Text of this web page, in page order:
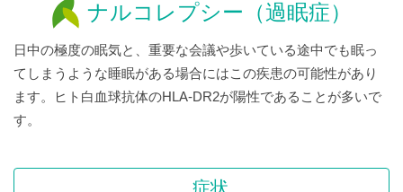
ナルコレプシー（過眠症）
日中の極度の眠気と、重要な会議や歩いている途中でも眠っ
てしまうような睡眠がある場合にはこの疾患の可能性があり
ます。ヒト白血球抗体のHLA-DR2が陽性であることが多いで
す。
症状